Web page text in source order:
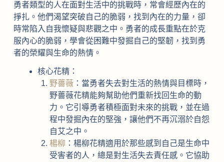
勇者類型的人在面對生活中的挑戰時，常會經歷內在的
掙扎。他們渴望突破自己的脆弱，找到內在的力量，卻
時常陷入自我懷疑與悲觀之中。勇者的成長重點在於克
服內心的脆弱，學會從困難中發掘自己的堅韌，找到勇
者的榮耀與生命的熱情。
核心花精：
野薔薇：當勇者失去對生活的熱情與目標時，
野薔薇花精能夠幫助他們重新找回生命的動
力。它引導勇者積極面對未來的挑戰，並在過
程中發掘內在的堅強，讓他們不再沉溺於自怨
自艾之中。
楊柳 ：楊柳花精適用於那些感到自己是生命中
受害者的人，總是對生活失去責任感。它協助